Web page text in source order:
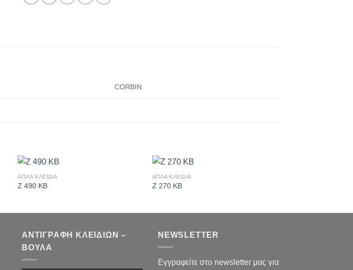
CORBIN
ΑΠΛΑ ΚΛΕΙΔΙΑ
Z 490 KB
ΑΠΛΑ ΚΛΕΙΔΙΑ
Z 270 KB
ΑΝΤΙΓΡΑΦΗ ΚΛΕΙΔΙΩΝ –
ΒΟΥΛΑ
NEWSLETTER
Εγγραφείτε στο newsletter μας για